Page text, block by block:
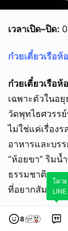
เวลาเปิด–ปิด:
ก๋วยเตี๋ยวเรือห้
ก๋วยเตี๋ยวเรือห้
เฉพาะตัวในอ
วัดพุทไธศวรร
ไม่ใช่แค่เรื่อง
อาหารและบร
“ห้อยขา” ริมน้
ธรรมชาติ เหม
ที่อยากสัมผัสเ
8
โคว